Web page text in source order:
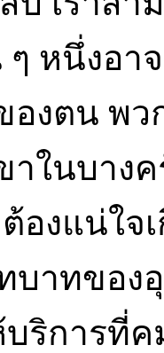
หนึ่งอา
องตน พ
าในบาง
องแน่ใจ
าทของ
ริการที่